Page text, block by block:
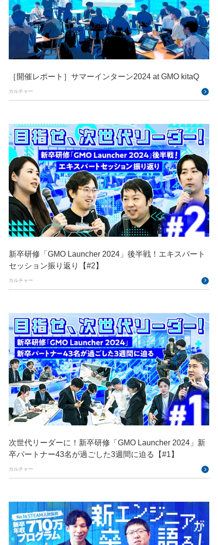
［開催レポート］サマーインターン2024 at GMO kitaQ
カルチャー
新卒研修「GMO Launcher 2024」後半戦！エキスパート
セッション振り返り【#2】
カルチャー
次世代リーダーに！新卒研修「GMO Launcher 2024」新
卒パートナー43名が過ごした3週間に迫る【#1】
カルチャー